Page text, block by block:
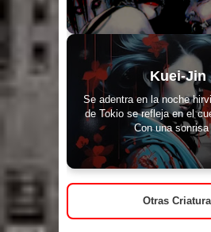
Kuei-Jin
Se adentra en la noche
de Tokio se refleja en el
Con una sonrisa
Otras